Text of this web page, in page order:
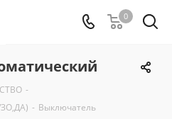
0
-
- Выключатель